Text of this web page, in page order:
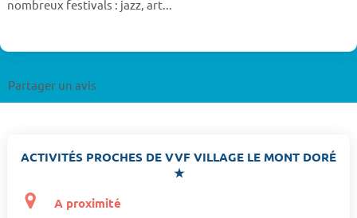
nombreux festivals : jazz, art...
Partager un avis
ACTIVITÉS PROCHES DE VVF VILLAGE LE MONT DORÉ
★
A proximité